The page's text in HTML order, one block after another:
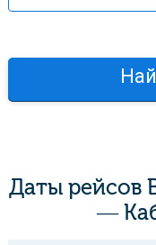
Даты рейсов
—